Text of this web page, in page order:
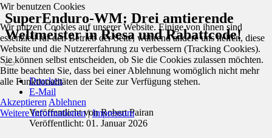
SuperEnduro-WM: Drei amtierende
Weltmeister in Riesa und Rabattcode!
Drucken
E-Mail
Veröffentlicht vonRobert Pairan
Veröffentlicht: 01. Januar 2026
Wir benutzen Cookies
Wir nutzen Cookies auf unserer Website. Einige von ihnen sind
essenziell für den Betrieb der Seite, während andere uns helfen, diese
Website und die Nutzererfahrung zu verbessern (Tracking Cookies).
Sie können selbst entscheiden, ob Sie die Cookies zulassen möchten.
Bitte beachten Sie, dass bei einer Ablehnung womöglich nicht mehr
alle Funktionalitäten der Seite zur Verfügung stehen.
Akzeptieren Ablehnen
Weitere Informationen|Impressum